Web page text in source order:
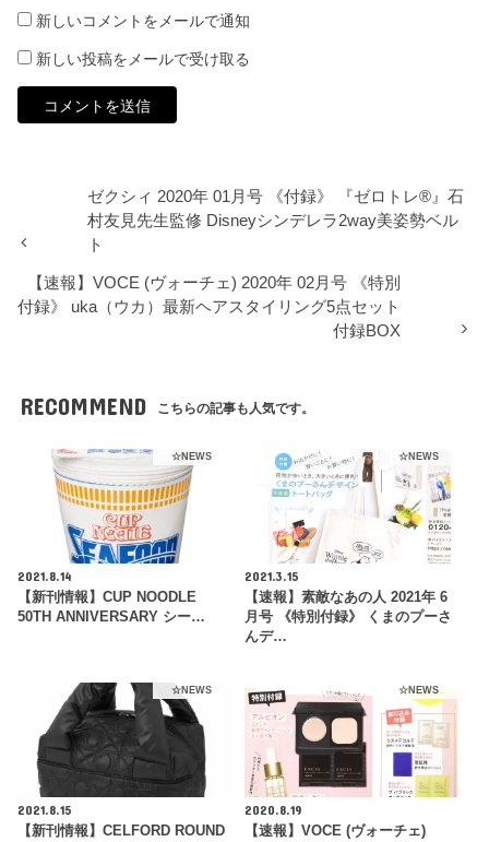
新しいコメントをメールで通知
新しい投稿をメールで受け取る
ゼクシィ 2020年 01月号 《付録》 『ゼロトレ®』石
村友見先生監修 Disneyシンデレラ2way美姿勢ベル
ト
【速報】VOCE (ヴォーチェ) 2020年 02月号 《特別
付録》 uka（ウカ）最新ヘアスタイリング5点セット
付録BOX
RECOMMEND こちらの記事も人気です。
☆NEWS
2021.8.14
【新刊情報】CUP NOODLE
50TH ANNIVERSARY シー…
☆NEWS
2021.3.15
【速報】素敵なあの人 2021年 6
月号 《特別付録》 くまのプーさ
んデ…
☆NEWS
2021.8.15
【新刊情報】CELFORD ROUND
☆NEWS
2020.8.19
【速報】VOCE (ヴォーチェ)